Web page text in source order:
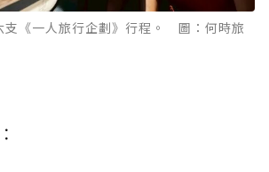
支《一人旅行企劃》行程。 圖：何時旅